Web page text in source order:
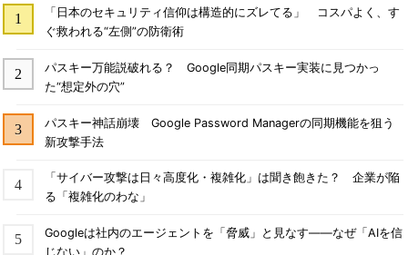
「日本のセキュリティ信仰は構造的にズレてる」 コスパよく、す
ぐ救われる“左側”の防衛術
パスキー万能説破れる？ Google同期パスキー実装に見つかっ
た“想定外の穴”
パスキー神話崩壊 Google Password Managerの同期機能を狙う
新攻撃手法
「サイバー攻撃は日々高度化・複雑化」は聞き飽きた？ 企業が陥
る「複雑化のわな」
Googleは社内のエージェントを「脅威」と見なす――なぜ「AIを信
じない」のか？